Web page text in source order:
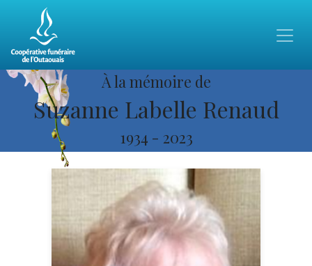
À la mémoire de
Suzanne Labelle Renaud
1934 - 2023